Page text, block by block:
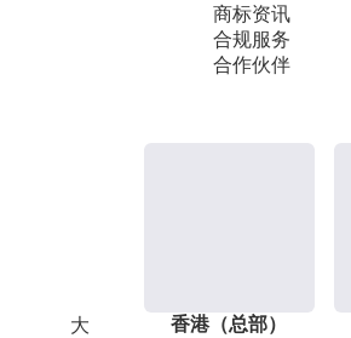
商标资讯
合规服务
合作伙伴
大
香港（总部）